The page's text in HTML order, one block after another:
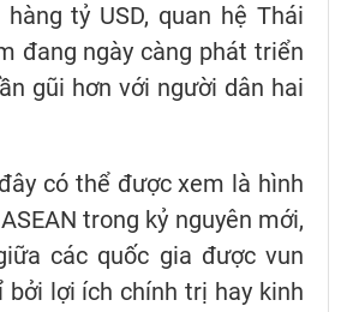
tỷ USD, quan hệ Thái
đang ngày càng phát triển
gũi hơn với người dân hai
có thể được xem là hình
trong kỷ nguyên mới,
các quốc gia được vun
bởi lợi ích chính trị hay kinh